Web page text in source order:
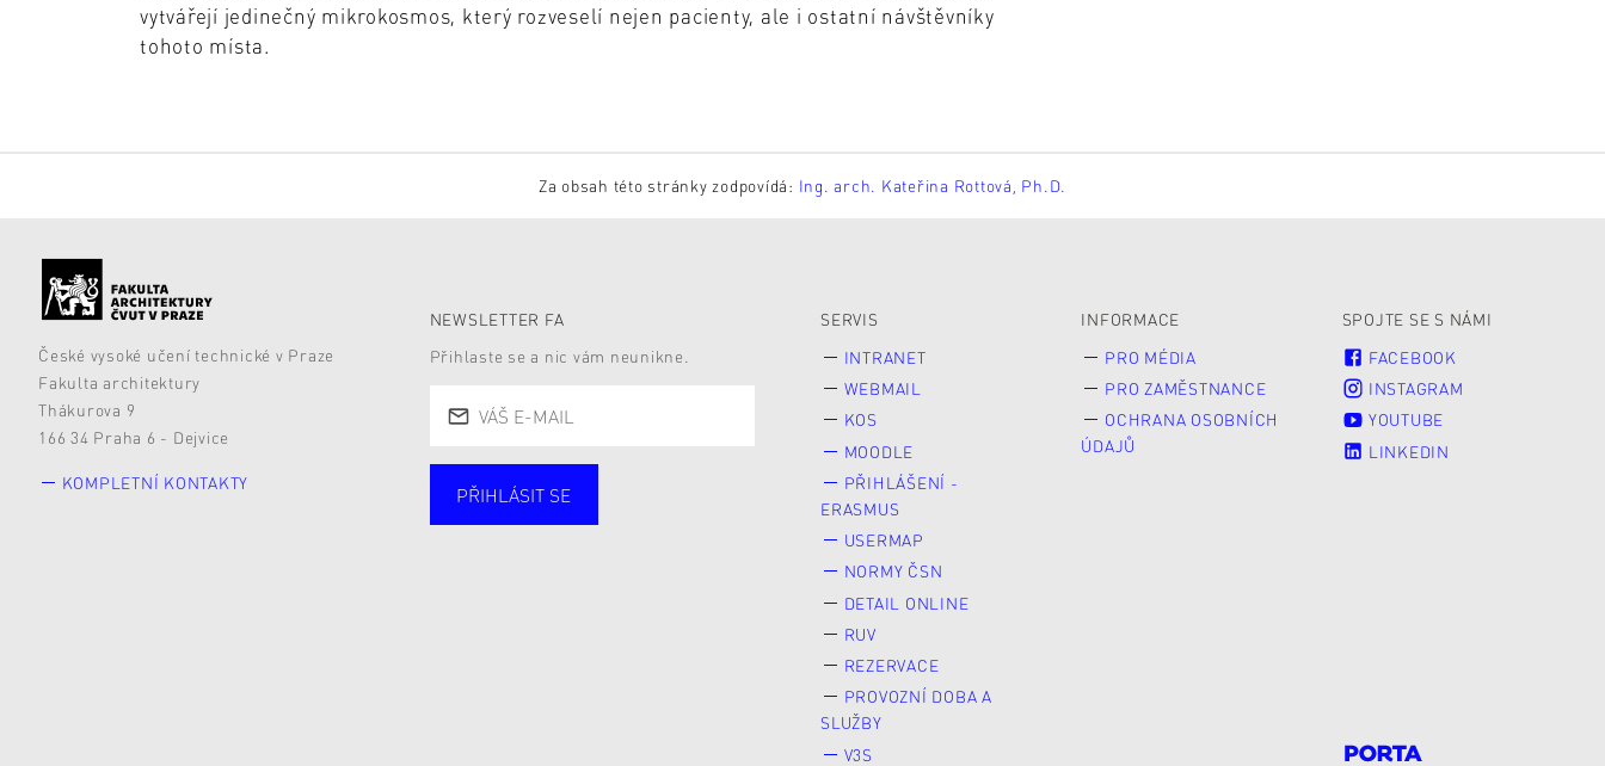
vytvářejí jedinečný mikrokosmos, který rozveselí nejen pacienty, ale i ostatní návštěvníky
tohoto místa.
Za obsah této stránky zodpovídá: Ing. arch. Kateřina Rottová, Ph.D.
České vysoké učení technické v Praze
Fakulta architektury
Thákurova 9
166 34 Praha 6 - Dejvice
KOMPLETNÍ KONTAKTY
NEWSLETTER FA
Přihlaste se a nic vám neunikne.
PŘIHLÁSIT SE
SERVIS
INTRANET
WEBMAIL
KOS
MOODLE
PŘIHLÁŠENÍ -
ERASMUS
USERMAP
NORMY ČSN
DETAIL ONLINE
RUV
REZERVACE
PROVOZNÍ DOBA A
SLUŽBY
V3S
INFORMACE
PRO MÉDIA
PRO ZAMĚSTNANCE
OCHRANA OSOBNÍCH
ÚDAJŮ
SPOJTE SE S NÁMI
FACEBOOK
INSTAGRAM
YOUTUBE
LINKEDIN